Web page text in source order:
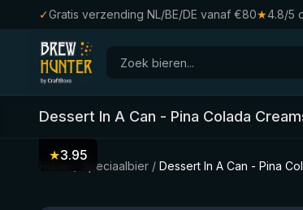
✓Gratis verzending NL/BE/DE vanaf €80★4.8/5
Dessert In A Can - Pina Colada
Speciaalbier / Dessert In A Can - Pina
★3.95